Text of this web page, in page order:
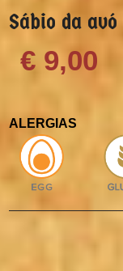
Sábio da
€ 9,00
ALERGIAS